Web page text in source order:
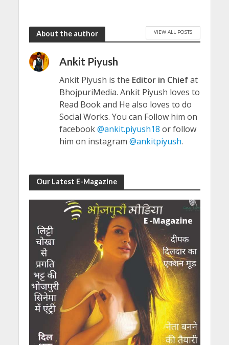
About the author VIEW ALL POSTS
Ankit Piyush
Ankit Piyush is the Editor in Chiefat
BhojpuriMedia. Ankit Piyush loves to
Read Book and He also loves to do
Social Works. You can Follow him on
facebook@ankit.piyush18 or follow
him on instagram @ankitpiyush.
Our Latest E-Magazine